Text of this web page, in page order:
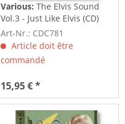
Various:The Elvis Sound
Vol.3 - Just Like Elvis (CD)
Art-Nr.: CDC781
Article doit être
commandé
15,95 € *